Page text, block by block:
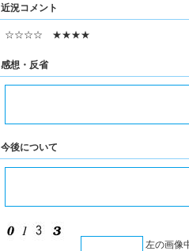
近況コメント
☆☆☆☆ ★★★★
感想・反省
今後について
左の画像